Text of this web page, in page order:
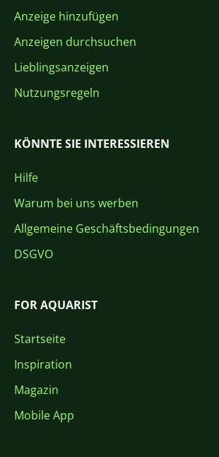
Anzeige hinzufügen
Anzeigen durchsuchen
Lieblingsanzeigen
Nutzungsregeln
KÖNNTE SIE INTERESSIEREN
Hilfe
Warum bei uns werben
Allgemeine Geschäftsbedingungen
DSGVO
FOR AQUARIST
Startseite
Inspiration
Magazin
Mobile App